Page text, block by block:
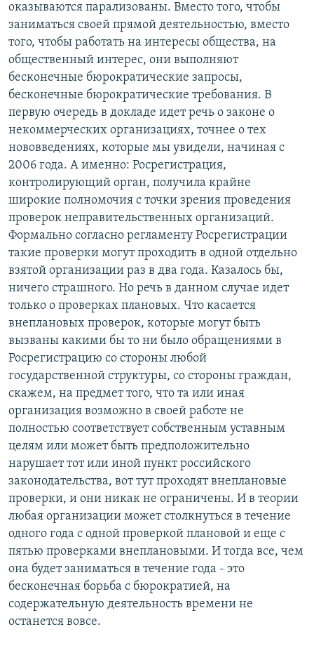
оказываются парализованы. Вместо того, чтобы
заниматься своей прямой деятельностью, вместо
того, чтобы работать на интересы общества, на
общественный интерес, они выполняют
бесконечные бюрократические запросы,
бесконечные бюрократические требования. В
первую очередь в докладе идет речь о законе о
некоммерческих организациях, точнее о тех
нововведениях, которые мы увидели, начиная с
2006 года. А именно: Росрегистрация,
контролирующий орган, получила крайне
широкие полномочия с точки зрения проведения
проверок неправительственных организаций.
Формально согласно регламенту Росрегистрации
такие проверки могут проходить в одной отдельно
взятой организации раз в два года. Казалось бы,
ничего страшного. Но речь в данном случае идет
только о проверках плановых. Что касается
внеплановых проверок, которые могут быть
вызваны какими бы то ни было обращениями в
Росрегистрацию со стороны любой
государственной структуры, со стороны граждан,
скажем, на предмет того, что та или иная
организация возможно в своей работе не
полностью соответствует собственным уставным
целям или может быть предположительно
нарушает тот или иной пункт российского
законодательства, вот тут проходят внеплановые
проверки, и они никак не ограничены. И в теории
любая организации может столкнуться в течение
одного года с одной проверкой плановой и еще с
пятью проверками внеплановыми. И тогда все, чем
она будет заниматься в течение года - это
бесконечная борьба с бюрократией, на
содержательную деятельность времени не
останется вовсе.